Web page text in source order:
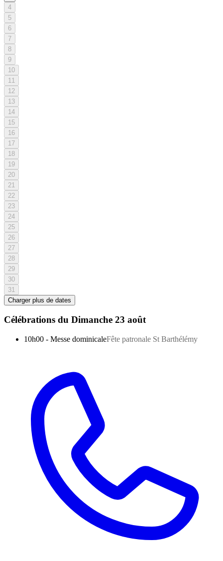
4
5
6
7
8
9
10
11
12
13
14
15
16
17
18
19
20
21
22
23
24
25
26
27
28
29
30
31
Charger plus de dates
Célébrations du Dimanche 23 août
10h00 - Messe dominicaleFête patronale St Barthélémy